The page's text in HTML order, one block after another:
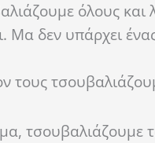
όλους και
Μα δεν υπάρχει
τους
τσουβαλιάζουμε